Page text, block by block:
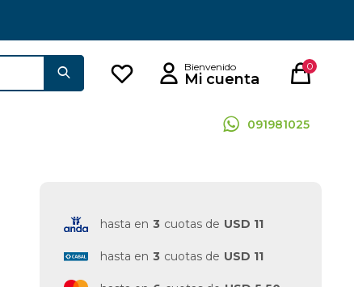
091981025
0
hasta en 3 cuotas de USD 11
hasta en 3 cuotas de USD 11